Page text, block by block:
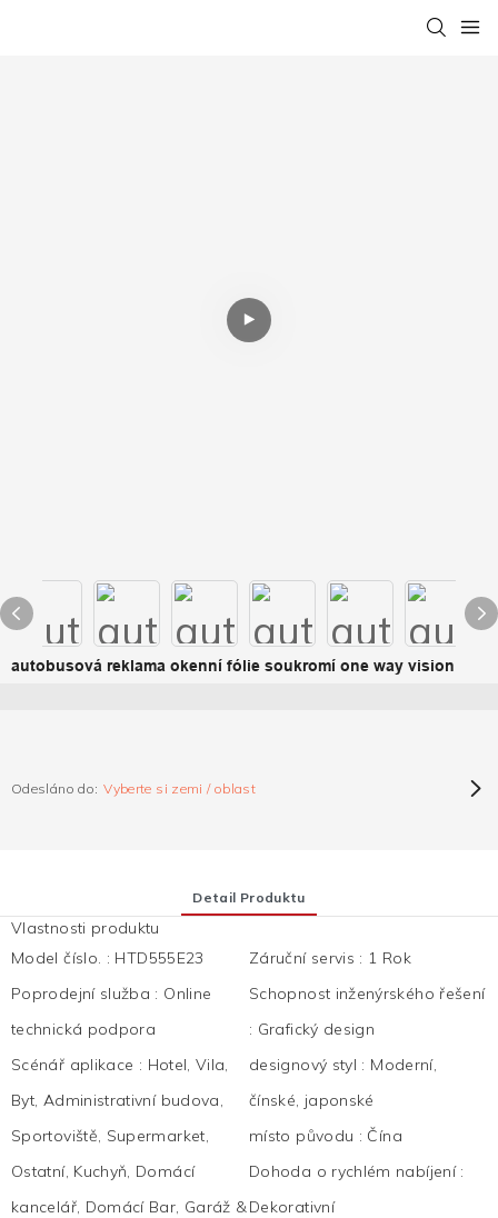
autobusová reklama okenní fólie soukromí one way vision
Odesláno do: Vyberte si zemi / oblast
Detail Produktu
Vlastnosti produktu
Model číslo. : HTD555E23 Záruční servis : 1 Rok
Poprodejní služba : Online
technická podpora
Schopnost inženýrského řešení
: Grafický design
Scénář aplikace : Hotel, Vila,
Byt, Administrativní budova,
Sportoviště, Supermarket,
Ostatní, Kuchyň, Domácí
kancelář, Domácí Bar, Garáž &
designový styl : Moderní,
čínské, japonské
místo původu : Čína
Dohoda o rychlém nabíjení :
Dekorativní